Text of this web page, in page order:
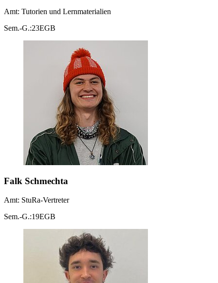
Amt: Tutorien und Lernmaterialien
Sem.-G.:23EGB
Falk Schmechta
Amt: StuRa-Vertreter
Sem.-G.:19EGB